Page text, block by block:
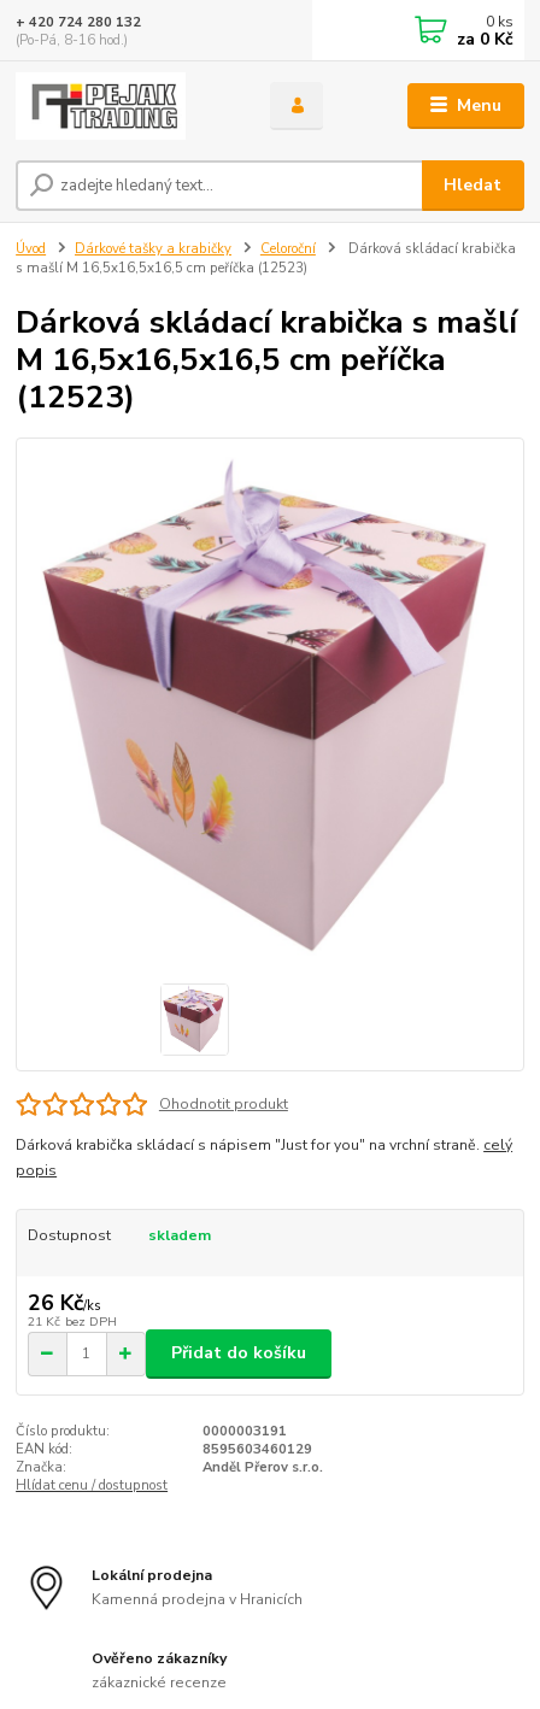
Menu
Hledat
+ 420 724 280 132
(Po-Pá, 8-16 hod.)
0 ks
za 0 Kč
Úvod Dárkové tašky a krabičky Celoroční
Dárková skládací krabička
s mašlí M 16,5x16,5x16,5 cm peříčka (12523)
Dárková skládací krabička s mašlí
M 16,5x16,5x16,5 cm peříčka
(12523)
Ohodnotit produkt
Dárková krabička skládací s nápisem "Just for you" na vrchní straně. celý
popis
Dostupnost skladem
26 Kč/ks
21 Kč bez DPH
Přidat do košíku
Číslo produktu:
0000003191
EAN kód:
8595603460129
Značka:
Anděl Přerov s.r.o.
Hlídat cenu / dostupnost
Lokální prodejna
Kamenná prodejna v Hranicích
Ověřeno zákazníky
zákaznické recenze